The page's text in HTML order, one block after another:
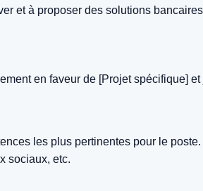
et à proposer des solutions
en faveur de [Projet spécifique]
les plus pertinentes pour le poste.
sociaux, etc.